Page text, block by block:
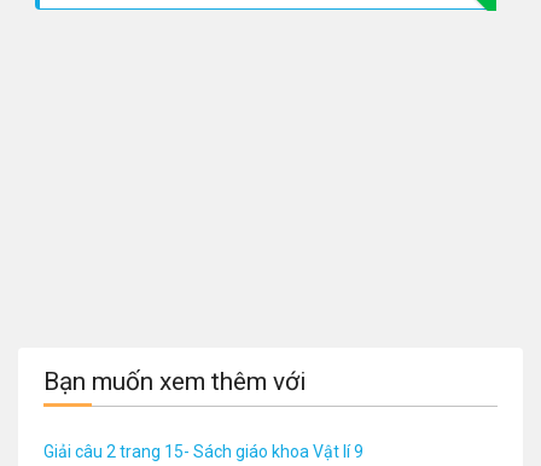
Bạn muốn xem thêm với
Giải câu 2 trang 15- Sách giáo khoa Vật lí 9